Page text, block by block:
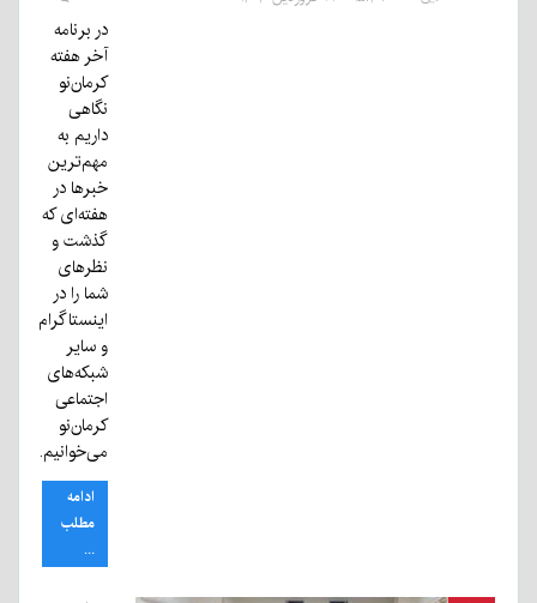
در برنامه
آخر هفته
کرمان‌نو
نگاهی
داریم به
مهم‌ترین
خبرها در
هفته‌ای که
گذشت و
نظرهای
شما را در
اینستاگرام
و سایر
شبکه‌های
اجتماعی
کرمان‌نو
می‌خوانیم.
ادامه
مطلب
...